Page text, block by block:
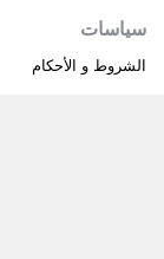
سياسات
الشروط و الأحكام